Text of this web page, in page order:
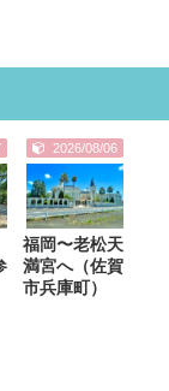
2026/08/06
福岡〜老松天
満宮へ（佐賀
市兵庫町）